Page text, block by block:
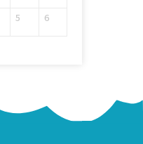
5 6